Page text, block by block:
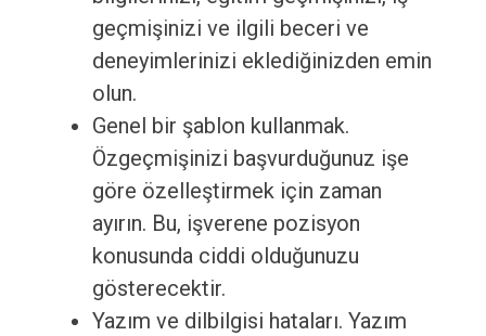
geçmişinizi ve ilgili beceri ve
deneyimlerinizi eklediğinizden emin
olun.
Genel bir şablon kullanmak.
Özgeçmişinizi başvurduğunuz işe
göre özelleştirmek için zaman
ayırın. Bu, işverene pozisyon
konusunda ciddi olduğunuzu
gösterecektir.
Yazım ve dilbilgisi hataları. Yazım